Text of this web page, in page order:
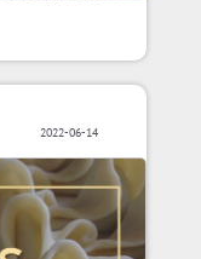
2022-06-14